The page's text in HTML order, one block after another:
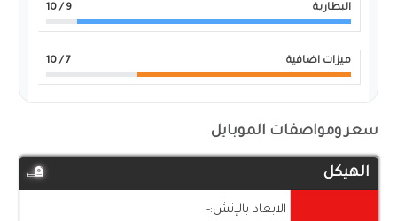
البطارية 9
/ 10
ميزات اضافية 7
/ 10
سعر ومواصفات الموبايل
الهيكل
الابعاد بالإنش:-